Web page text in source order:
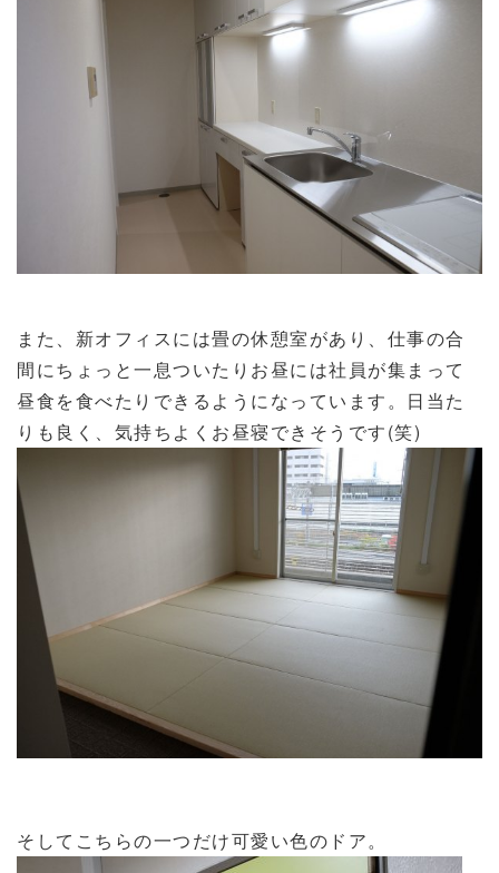
また、新オフィスには畳の休憩室があり、仕事の合
間にちょっと一息ついたりお昼には社員が集まって
昼食を食べたりできるようになっています。日当た
りも良く、気持ちよくお昼寝できそうです(笑)
そしてこちらの一つだけ可愛い色のドア。